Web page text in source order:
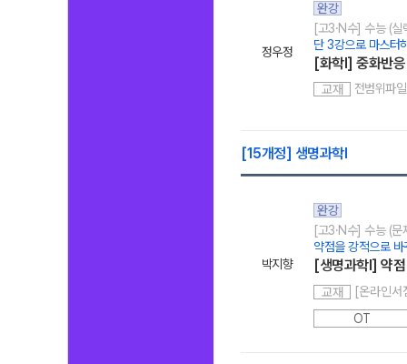
정우정
완강
[고3·N수] 수능 (실
단 3강으로 마스
[화학I] 중화반
교재 전범위파일
[15개정] 생명과학l
박지향
완강
[고3·N수] 수능 (문
약점을 강적으로
[생명과학I] 약
교재
OT